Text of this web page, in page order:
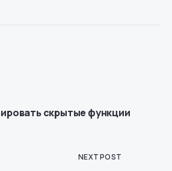
скрытые функции
NEXT POST